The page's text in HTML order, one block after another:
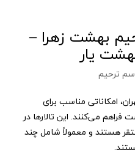
بهشت زهرا –
یار
ترحیم
امکاناتی مناسب برای
فراهم می‌کنند. این تالارها در
هستند و معمولاً شامل چند